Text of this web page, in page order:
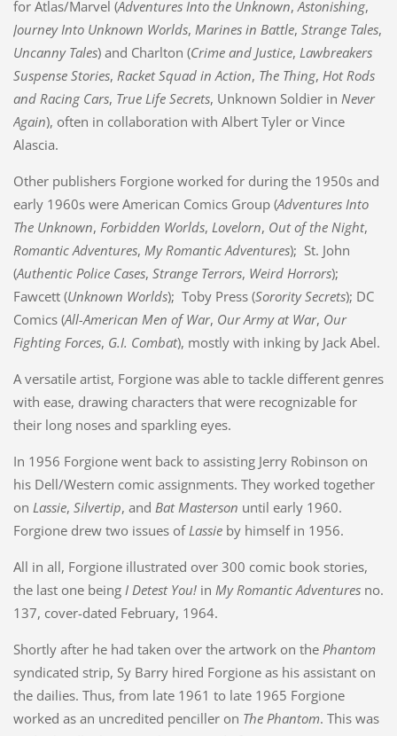
for Atlas/Marvel (Adventures Into the Unknown, Astonishing,
Journey Into Unknown Worlds, Marines in Battle, Strange Tales,
Uncanny Tales) and Charlton (Crime and Justice, Lawbreakers
Suspense Stories, Racket Squad in Action, The Thing, Hot Rods
and Racing Cars, True Life Secrets, Unknown Soldier in Never
Again), often in collaboration with Albert Tyler or Vince
Alascia.
Other publishers Forgione worked for during the 1950s and
early 1960s were American Comics Group (Adventures Into
The Unknown, Forbidden Worlds, Lovelorn, Out of the Night,
Romantic Adventures, My Romantic Adventures); St. John
(Authentic Police Cases, Strange Terrors, Weird Horrors);
Fawcett (Unknown Worlds); Toby Press (Sorority Secrets); DC
Comics (All-American Men of War, Our Army at War, Our
Fighting Forces, G.I. Combat), mostly with inking by Jack Abel.
A versatile artist, Forgione was able to tackle different genres
with ease, drawing characters that were recognizable for
their long noses and sparkling eyes.
In 1956 Forgione went back to assisting Jerry Robinson on
his Dell/Western comic assignments. They worked together
on Lassie, Silvertip, and Bat Masterson until early 1960.
Forgione drew two issues of Lassieby himself in 1956.
All in all, Forgione illustrated over 300 comic book stories,
the last one being I Detest You!in My Romantic Adventuresno.
137, cover-dated February, 1964.
Shortly after he had taken over the artwork on the Phantom
syndicated strip, Sy Barry hired Forgione as his assistant on
the dailies. Thus, from late 1961 to late 1965 Forgione
worked as an uncredited penciller on The Phantom. This was